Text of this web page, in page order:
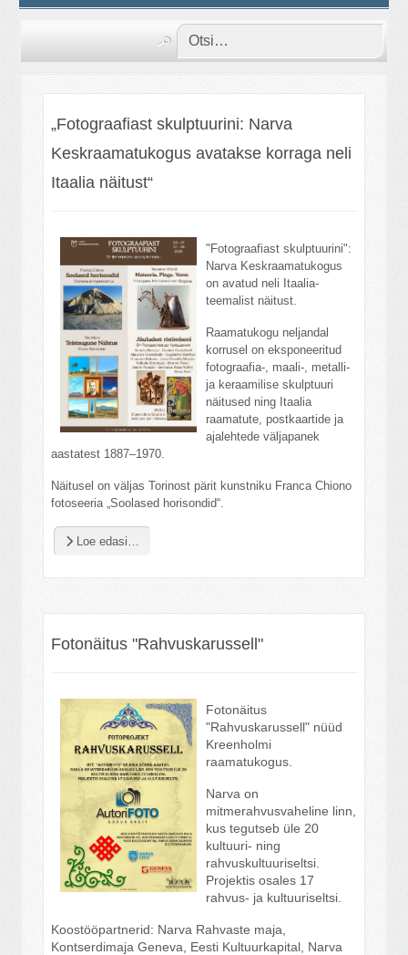
„Fotograafiast skulptuurini: Narva
Keskraamatukogus avatakse korraga neli
Itaalia näitust“
"Fotograafiast skulptuurini":
Narva Keskraamatukogus
on avatud neli Itaalia-
teemalist näitust.
Raamatukogu neljandal
korrusel on eksponeeritud
fotograafia-, maali-, metalli-
ja keraamilise skulptuuri
näitused ning Itaalia
raamatute, postkaartide ja
ajalehtede väljapanek
aastatest 1887–1970.
Näitusel on väljas Torinost pärit kunstniku Franca Chiono
fotoseeria „Soolased horisondid“.
Loe edasi…
Fotonäitus "Rahvuskarussell"
Fotonäitus
"Rahvuskarussell" nüüd
Kreenholmi
raamatukogus.
Narva on
mitmerahvusvaheline linn,
kus tegutseb üle 20
kultuuri- ning
rahvuskultuuriseltsi.
Projektis osales 17
rahvus- ja kultuuriseltsi.
Koostööpartnerid: Narva Rahvaste maja,
Kontserdimaja Geneva, Eesti Kultuurkapital, Narva